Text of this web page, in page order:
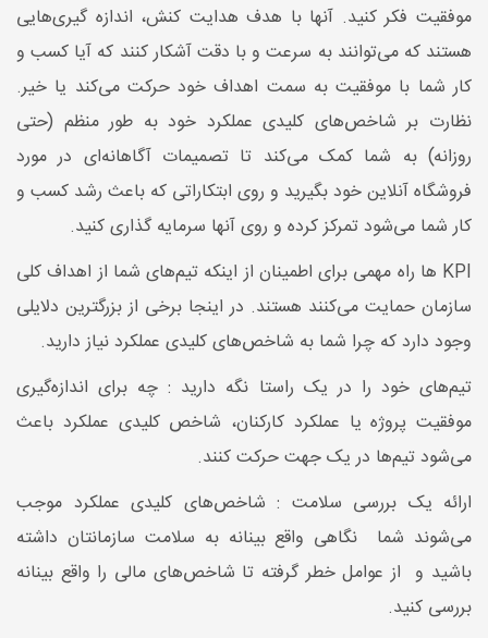
موفقیت فکر کنید. آنها با هدف هدایت کنش، اندازه گیری‌هایی
هستند که می‌توانند به سرعت و با دقت آشکار کنند که آیا کسب و
کار شما با موفقیت به سمت اهداف خود حرکت می‌کند یا خیر.
نظارت بر شاخص‌های کلیدی عملکرد خود به طور منظم (حتی
روزانه) به شما کمک می‌کند تا تصمیمات آگاهانه‌ای در مورد
فروشگاه آنلاین خود بگیرید و روی ابتکاراتی که باعث رشد کسب و
کار شما می‌شود تمرکز کرده و روی آنها سرمایه گذاری کنید.
KPI ها راه مهمی برای اطمینان از اینکه تیم‌های شما از اهداف کلی
سازمان حمایت می‌کنند هستند. در اینجا برخی از بزرگترین دلایلی
وجود دارد که چرا شما به شاخص‌های کلیدی عملکرد نیاز دارید.
تیم‌های خود را در یک راستا نگه دارید : چه برای اندازه‌گیری
موفقیت پروژه یا عملکرد کارکنان، شاخص‌ کلیدی عملکرد باعث
می‌شود تیم‌ها در یک جهت حرکت کنند.
ارائه یک بررسی سلامت : شاخص‌های کلیدی عملکرد موجب
می‌شوند شما نگاهی واقع بینانه به سلامت سازمانتان داشته
باشید و از عوامل خطر گرفته تا شاخص‌های مالی را واقع بینانه
بررسی کنید.